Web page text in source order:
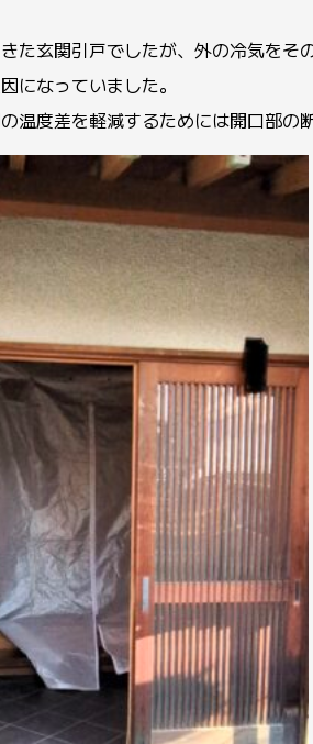
た玄関引戸でしたが、外の冷気を
になっていました。
温度差を軽減するためには開口部の